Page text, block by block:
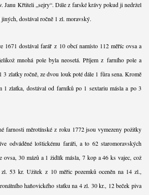
Janu Křtiteli „sejry“. Dále z farské krávy pokud ji nedržel
dostával ročně 1 zl. moravský.
1671 dostával farář z 10 obcí namísto 112 měříc ovsa a
mnohá pole byla neosetá. Příjem z farního pole a
3 zlatky ročně, ze dvou louk poté dále 1 fůra sena. Kromě
zlatka, dostával od farníků po 1 sextariu másla a po 3
farnosti měrotínské z roku 1772 jsou vymezeny požitky
odváděné loštickému faráři, a to 62 staromoravských
ovsa, 30 mázů a 1 židlík másla, 7 kop a 46 ks vajec, což
zl. 53 kr. Užitek z 10 měřic pozemků oceněn na 14 zl.,
haňovického statku na 4 zl. 30 kr., 12 beček piva